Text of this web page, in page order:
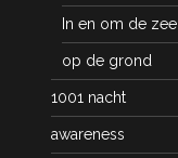
In en om de zee
op de grond
1001 nacht
awareness